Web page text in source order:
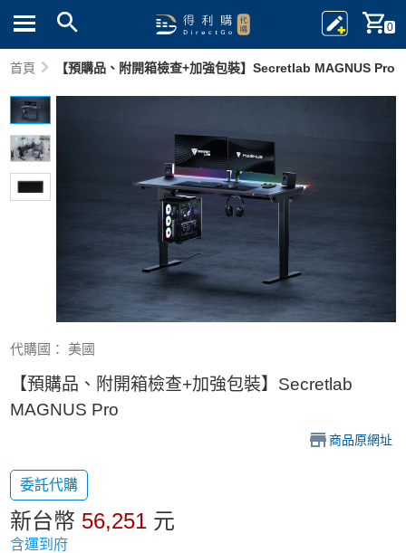
0
首頁 【預購品、附開箱檢查+加強包裝】Secretlab MAGNUS Pro
代購國： 美國
【預購品、附開箱檢查+加強包裝】Secretlab
MAGNUS Pro
商品原網址
委託代購
新台幣 56,251 元
含運到府